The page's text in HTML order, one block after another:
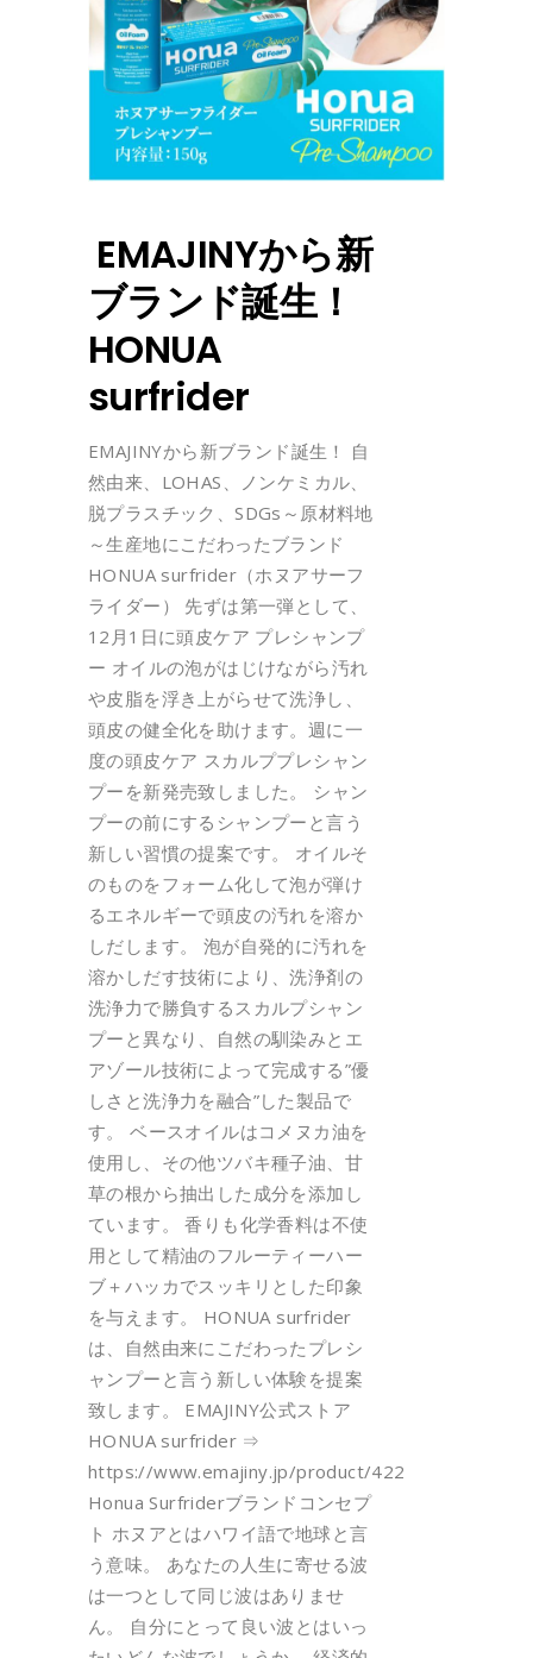
EMAJINYから新
ブランド誕生！
HONUA
surfrider
EMAJINYから新ブランド誕生！ 自
然由来、LOHAS、ノンケミカル、
脱プラスチック、SDGs～原材料地
～生産地にこだわったブランド
HONUA surfrider（ホヌアサーフ
ライダー） 先ずは第一弾として、
12月1日に頭皮ケア プレシャンプ
ー オイルの泡がはじけながら汚れ
や皮脂を浮き上がらせて洗浄し、
頭皮の健全化を助けます。週に一
度の頭皮ケア スカルププレシャン
プーを新発売致しました。 シャン
プーの前にするシャンプーと言う
新しい習慣の提案です。 オイルそ
のものをフォーム化して泡が弾け
るエネルギーで頭皮の汚れを溶か
しだします。 泡が自発的に汚れを
溶かしだす技術により、洗浄剤の
洗浄力で勝負するスカルプシャン
プーと異なり、自然の馴染みとエ
アゾール技術によって完成する”優
しさと洗浄力を融合”した製品で
す。 ベースオイルはコメヌカ油を
使用し、その他ツバキ種子油、甘
草の根から抽出した成分を添加し
ています。 香りも化学香料は不使
用として精油のフルーティーハー
ブ＋ハッカでスッキリとした印象
を与えます。 HONUA surfrider
は、自然由来にこだわったプレシ
ャンプーと言う新しい体験を提案
致します。 EMAJINY公式ストア
HONUA surfrider ⇒
https://www.emajiny.jp/product/422
Honua Surfriderブランドコンセプ
ト ホヌアとはハワイ語で地球と言
う意味。 あなたの人生に寄せる波
は一つとして同じ波はありませ
ん。 自分にとって良い波とはいっ